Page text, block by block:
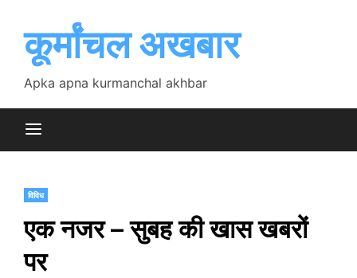
contentकूर्मांचल अखबार
Apka apna kurmanchal akhbar
विविध
एक नजर – सुबह की खास खबरों
पर